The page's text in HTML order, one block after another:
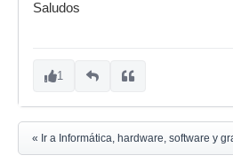
Saludos
1
« Ir a Informática, hardware, software y